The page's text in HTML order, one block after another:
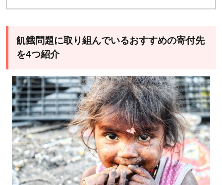
飢餓問題に取り組んでいるおすすめの寄付先
を4つ紹介